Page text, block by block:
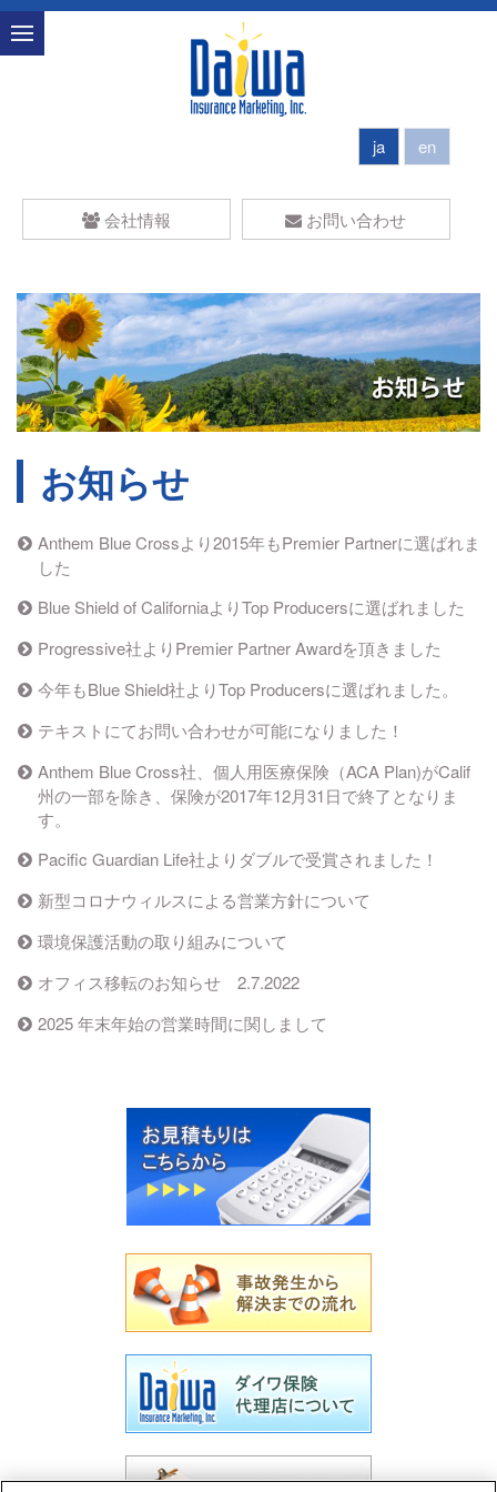
ja en
会社情報 お問い合わせ
お知らせ
Anthem Blue Crossより2015年もPremier Partnerに選ばれま
した
Blue Shield of CaliforniaよりTop Producersに選ばれました
Progressive社よりPremier Partner Awardを頂きました
今年もBlue Shield社よりTop Producersに選ばれました。
テキストにてお問い合わせが可能になりました！
Anthem Blue Cross社、個人用医療保険（ACA Plan)がCalif
州の一部を除き、保険が2017年12月31日で終了となりま
す。
Pacific Guardian Life社よりダブルで受賞されました！
新型コロナウィルスによる営業方針について
環境保護活動の取り組みについて
オフィス移転のお知らせ 2.7.2022
2025 年末年始の営業時間に関しまして